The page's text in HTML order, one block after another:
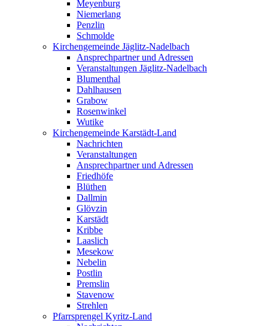
Meyenburg
Niemerlang
Penzlin
Schmolde
Kirchengemeinde Jäglitz-Nadelbach
Ansprechpartner und Adressen
Veranstaltungen Jäglitz-Nadelbach
Blumenthal
Dahlhausen
Grabow
Rosenwinkel
Wutike
Kirchengemeinde Karstädt-Land
Nachrichten
Veranstaltungen
Ansprechpartner und Adressen
Friedhöfe
Blüthen
Dallmin
Glövzin
Karstädt
Kribbe
Laaslich
Mesekow
Nebelin
Postlin
Premslin
Stavenow
Strehlen
Pfarrsprengel Kyritz-Land